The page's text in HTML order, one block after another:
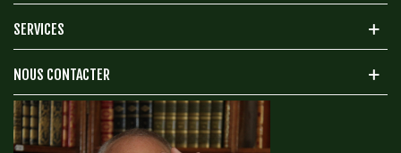
SERVICES
NOUS CONTACTER